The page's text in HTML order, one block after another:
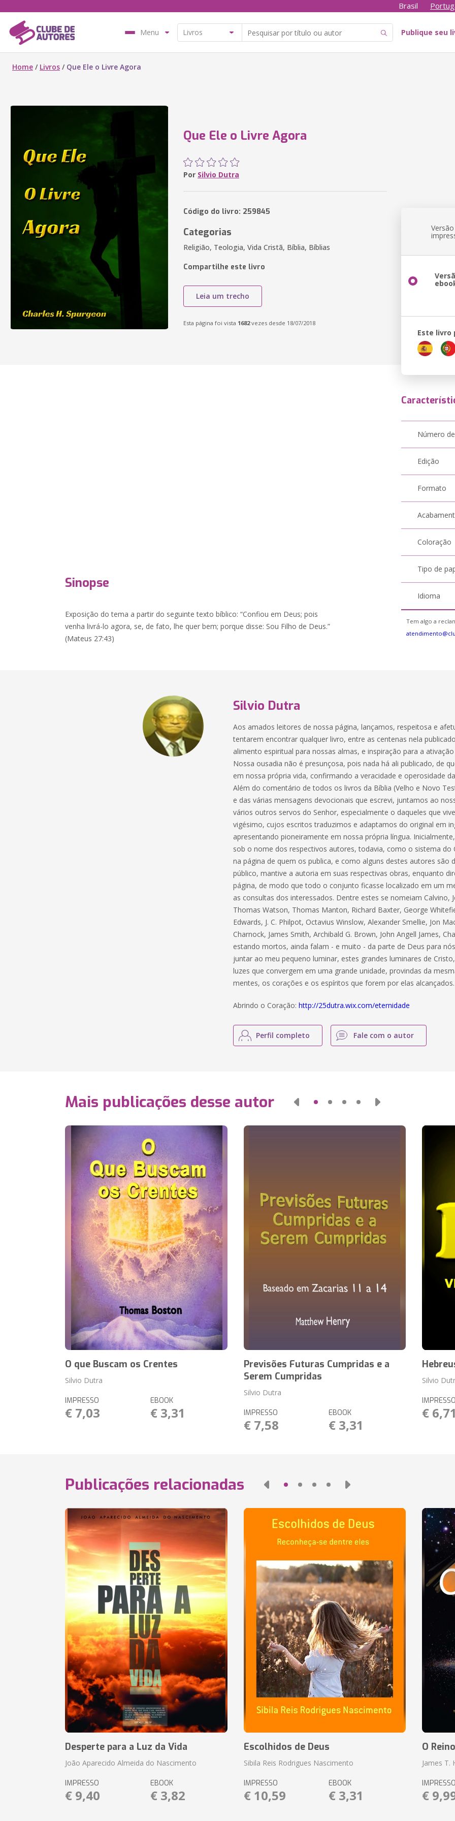
Brasil
Menu Publique seu
Home / Livros / Que Ele o Livre Agora
Que Ele o Livre Agora
Por Silvio Dutra
Código do livro: 259845
Categorias
Religião, Teologia, Vida Cristã, Bíblia, Bíblias
Compartilhe este livro
Leia um trecho
Esta página foi vista 1682vezes desde 18/07/2018
Versão
Este livro
Sinopse
Exposição do tema a partir do seguinte texto bíblico: “Confiou em Deus; pois
venha livrá-lo agora, se, de fato, lhe quer bem; porque disse: Sou Filho de Deus.”
(Mateus 27:43)
Número
Edição
Formato
Coloração
Tipo de
Idioma
Tem algo a
Silvio Dutra
Aos amados leitores de nossa página, lançamos, respeitosa e
tentarem encontrar qualquer livro, entre as centenas nela
alimento espiritual para nossas almas, e inspiração para a
Nossa ousadia não é presunçosa, pois nada há ali publicado, de
em nossa própria vida, confirmando a veracidade e operosidade
Além do comentário de todos os livros da Bíblia (Velho e Novo
e das várias mensagens devocionais que escrevi, juntamos ao
vários outros servos do Senhor, especialmente o daqueles que
vigésimo, cujos escritos traduzimos e adaptamos do original em
apresentando pioneiramente em nossa própria língua.
sob o nome dos respectivos autores, todavia, como o sistema do
na página de quem os publica, e como alguns destes autores são
público, mantive a autoria em suas respectivas obras, enquanto
página, de modo que todo o conjunto ficasse localizado em um
as consultas dos interessados. Dentre estes se nomeiam Calvino,
Thomas Watson, Thomas Manton, Richard Baxter, George
Edwards, J. C. Philpot, Octavius Winslow, Alexander Smellie, Jon
Charnock, James Smith, Archibald G. Brown, John Angell James,
estando mortos, ainda falam - e muito - da parte de Deus para
juntar ao meu pequeno luminar, estes grandes luminares de
luzes que convergem em uma grande unidade, provindas da
mentes, os corações e os espíritos que forem por elas alcançados.
Abrindo o Coração:http://25dutra.wix.com/eternidade
Perfil completo Fale com o autor
Mais publicações desse autor
O que Buscam os Crentes
Silvio Dutra
IMPRESSO
€ 7,03
EBOOK
€ 3,31
Previsões Futuras Cumpridas e a
Serem Cumpridas
Silvio Dutra
IMPRESSO
€ 7,58
EBOOK
€ 3,31
Silvio
IMPRESSO
€ 6,71
Publicações relacionadas
Desperte para a Luz da Vida
João Aparecido Almeida do Nascimento
IMPRESSO
€ 9,40
EBOOK
€ 3,82
Escolhidos de Deus
Sibila Reis Rodrigues Nascimento
IMPRESSO
€ 10,59
EBOOK
€ 3,31
O Reino
James T.
IMPRESSO
€